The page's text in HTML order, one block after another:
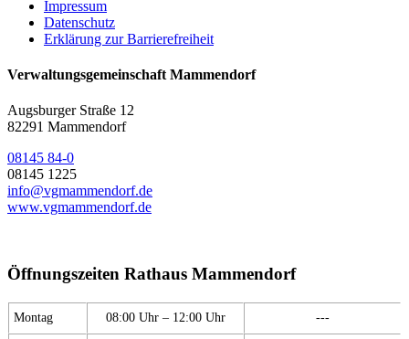
Impressum
Datenschutz
Erklärung zur Barrierefreiheit
Verwaltungsgemeinschaft Mammendorf
Augsburger Straße 12
82291 Mammendorf
08145 84-0
08145 1225
info@vgmammendorf.de
www.vgmammendorf.de
Öffnungszeiten Rathaus Mammendorf
Montag 08:00 Uhr – 12:00 Uhr ---